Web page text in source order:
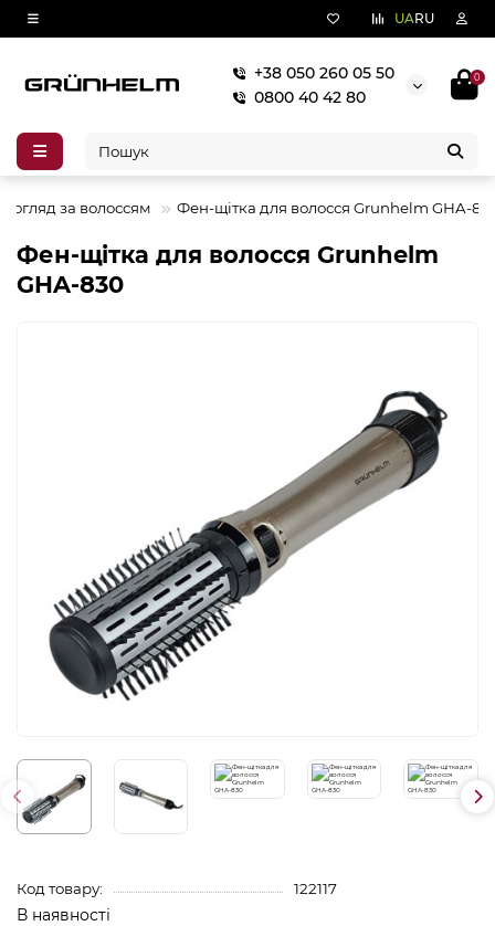
UARU
+38 050 260 05 50
0800 40 42 80
0
Догляд за волоссям Фен-щiтка для волосся Grunhelm GHA-
Фен-щiтка для волосся Grunhelm
GHA-830
Код товару: 122117
В наявності